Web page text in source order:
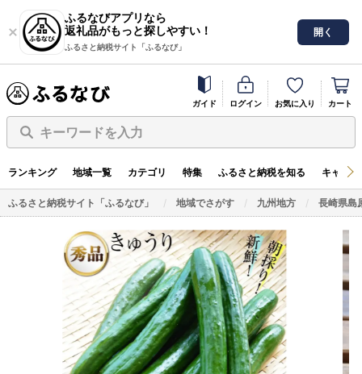
ふるなびアプリなら
返礼品がもっと探しやすい！
ふるさと納税サイト「ふるなび」
開く
ガイド ログイン お気に入り カート
キーワードを入力
ランキング 地域一覧 カテゴリ 特集 ふるさと納税を知る キャン
ふるさと納税サイト「ふるなび」 地域でさがす 九州地方 長崎県島